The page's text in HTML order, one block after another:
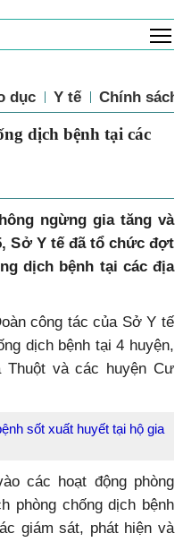
dục Y tế Chính sách
dịch bệnh tại các
ngừng gia tăng và
Sở Y tế đã tổ chức đợt
dịch bệnh tại các địa
công tác của Sở Y tế
dịch bệnh tại 4 huyện,
Thuột và các huyện Cư
sốt xuất huyết tại hộ gia
các hoạt động phòng
phòng chống dịch bệnh
giám sát, phát hiện và